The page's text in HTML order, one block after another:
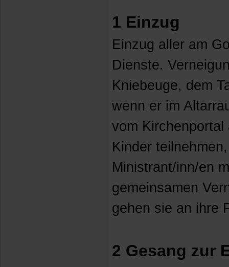
1 Einzug
Einzug aller am
Dienste.
Kniebeuge, dem
wenn er im
vom
Kinder
Ministrant/inn/en
gemeinsamen
gehen sie an ihre
2 Gesang zur